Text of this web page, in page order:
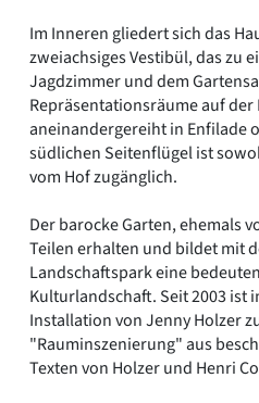
Im Inneren gliedert sich das
zweiachsiges Vestibül, das zu
Jagdzimmer und dem
Repräsentationsräume auf der
aneinandergereiht in Enfilade
südlichen Seitenflügel ist
vom Hof zugänglich.
Der barocke Garten, ehemals
Teilen erhalten und bildet mit
Landschaftspark eine
Kulturlandschaft. Seit 2003 ist
Installation von Jenny Holzer
"Rauminszenierung" aus
Texten von Holzer und Henri